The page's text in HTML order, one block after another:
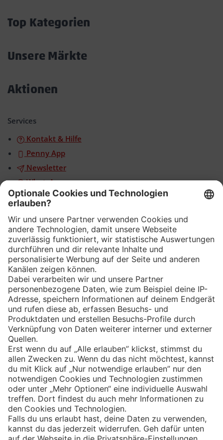
Top Kategorien
Unsere Märkte
Aktionen
Services
Kontakt & Hilfe
Penny App
Newsletter
WhatsApp
App
Eishockey
Impressum